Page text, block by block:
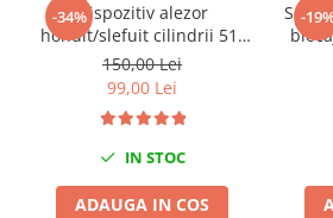
Opel
Peugeot
-34%Dispozitiv alezor
honuit/slefuit cilindrii 51-
177mm
150,00 Lei
99,00 Lei
IN STOC
ADAUGA IN COS
-
Set